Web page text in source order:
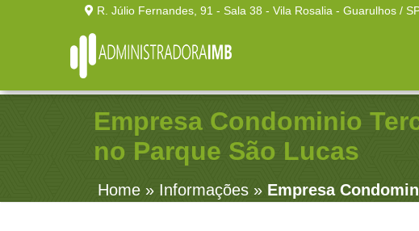
R. Júlio Fernandes, 91 - Sala 38 - Vila Rosalia - Guarulhos /
Empresa Condominio
no Parque São Lucas
Home» Informações » Empresa